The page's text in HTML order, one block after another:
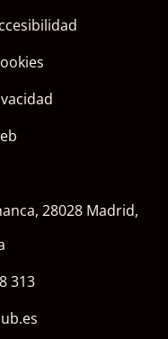
28028 Madrid,
313